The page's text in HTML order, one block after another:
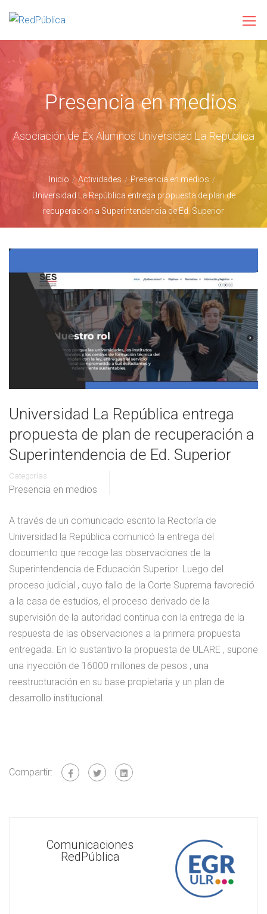
Presencia en medios
Asociación de Ex Alumnos Universidad La República
Inicio Actividades
Presencia en medios
Universidad La República entrega propuesta de plan de
recuperación a Superintendencia de Ed. Superior
Universidad La República entrega
propuesta de plan de recuperación a
Superintendencia de Ed. Superior
Categorías
Presencia en medios
A través de un comunicado escrito la Rectoría de
Universidad la República comunicó la entrega del
documento que recoge las observaciones de la
Superintendencia de Educación Superior. Luego del
proceso judicial , cuyo fallo de la Corte Suprema favoreció
a la casa de estudios, el proceso derivado de la
supervisión de la autoridad continua con la entrega de la
respuesta de las observaciones a la primera propuesta
entregada. En lo sustantivo la propuesta de ULARE , supone
una inyección de 16000 millones de pesos , una
reestructuración en su base propietaria y un plan de
desarrollo institucional.
Compartir:
Comunicaciones
RedPública